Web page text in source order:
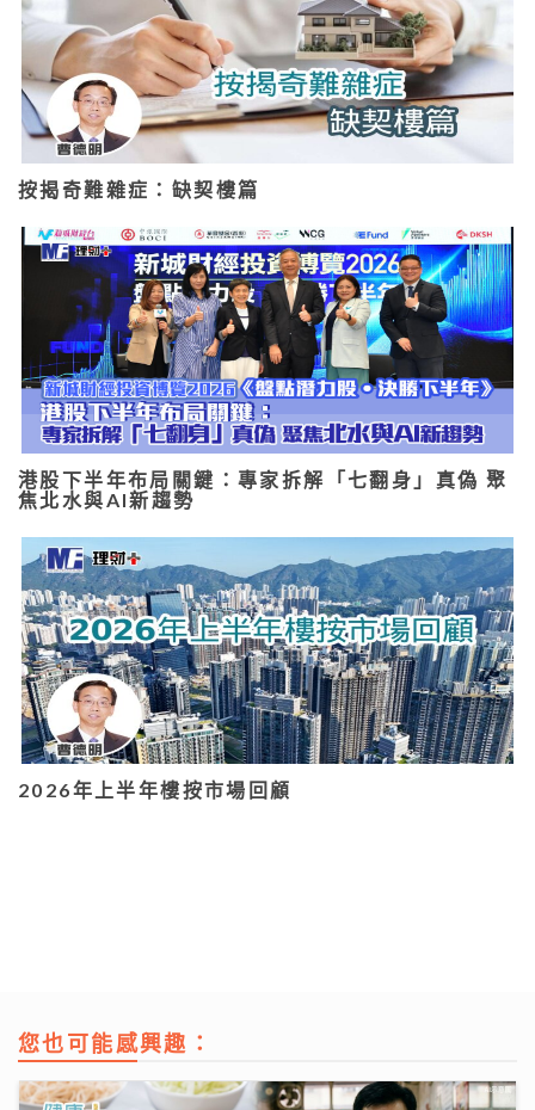
按揭奇難雜症：缺契樓篇
港股下半年布局關鍵：專家拆解「七翻身」真偽 聚
焦北水與AI新趨勢
2026年上半年樓按市場回顧
您也可能感興趣：